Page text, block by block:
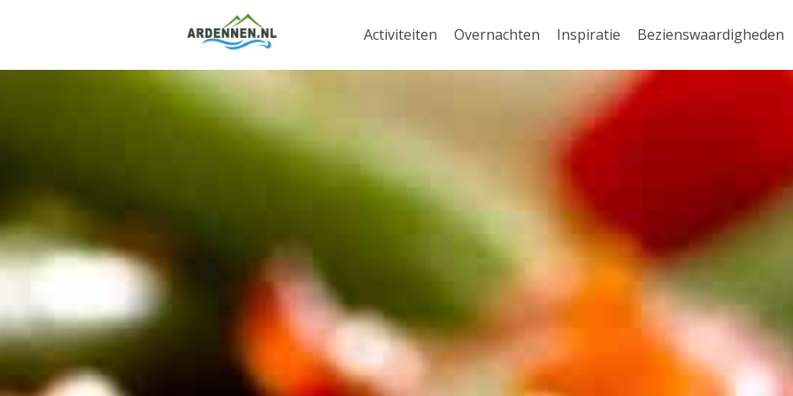
Activiteiten Overnachten Inspiratie Bezienswaardigheden